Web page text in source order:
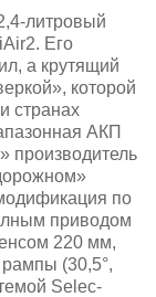
литровый
Его
а крутящий
которой
странах
АКП
производитель
по
приводом
220 мм,
(30,5°,
Selec-